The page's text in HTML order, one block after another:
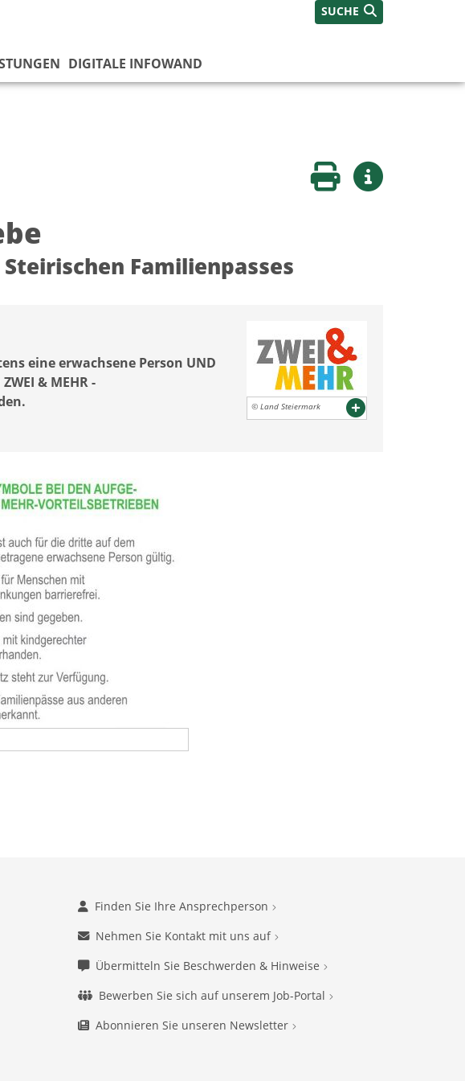
SUCHE
DIGITALE INFOWAND
Seite druckenWeitere Infos
Steirischen Familienpasses
© Land Steiermark
eine erwachsene Person UND
& MEHR -
Finden Sie Ihre Ansprechperson
Nehmen Sie Kontakt mit uns auf
Übermitteln Sie Beschwerden & Hinweise
Bewerben Sie sich auf unserem Job-Portal
Abonnieren Sie unseren Newsletter